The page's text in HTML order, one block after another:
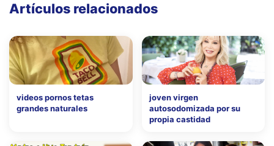
Artículos relacionados
videos pornos tetas
grandes naturales
joven virgen
autosodomizada por su
propia castidad